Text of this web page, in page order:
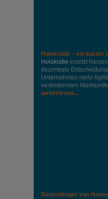
Holokratie – ein kurzer
Holokratie ersetzt
dezentrale
Unternehmen mehr
verändernden
weiterlesen…
Rattenfänger von